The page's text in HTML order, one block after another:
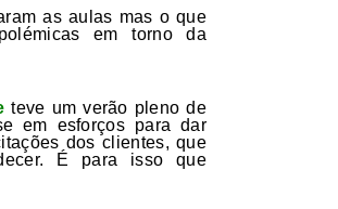
as aulas mas o que
em torno da
teve um verão pleno de
em esforços para dar
dos clientes, que
É para isso que